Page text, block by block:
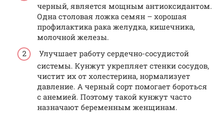
черный, является мощным антиоксидантом.
Одна столовая ложка семян – хорошая
профилактика рака желудка, кишечника,
молочной железы.
Улучшает работу сердечно-сосудистой
системы. Кунжут укрепляет стенки сосудов,
чистит их от холестерина, нормализует
давление. А черный сорт помогает бороться
с анемией. Поэтому такой кунжут часто
назначают беременным женщинам.